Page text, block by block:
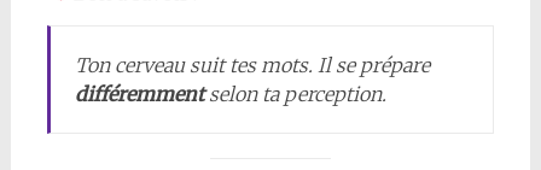
Ton cerveau suit tes mots. Il se prépare
différemmentselon ta perception.